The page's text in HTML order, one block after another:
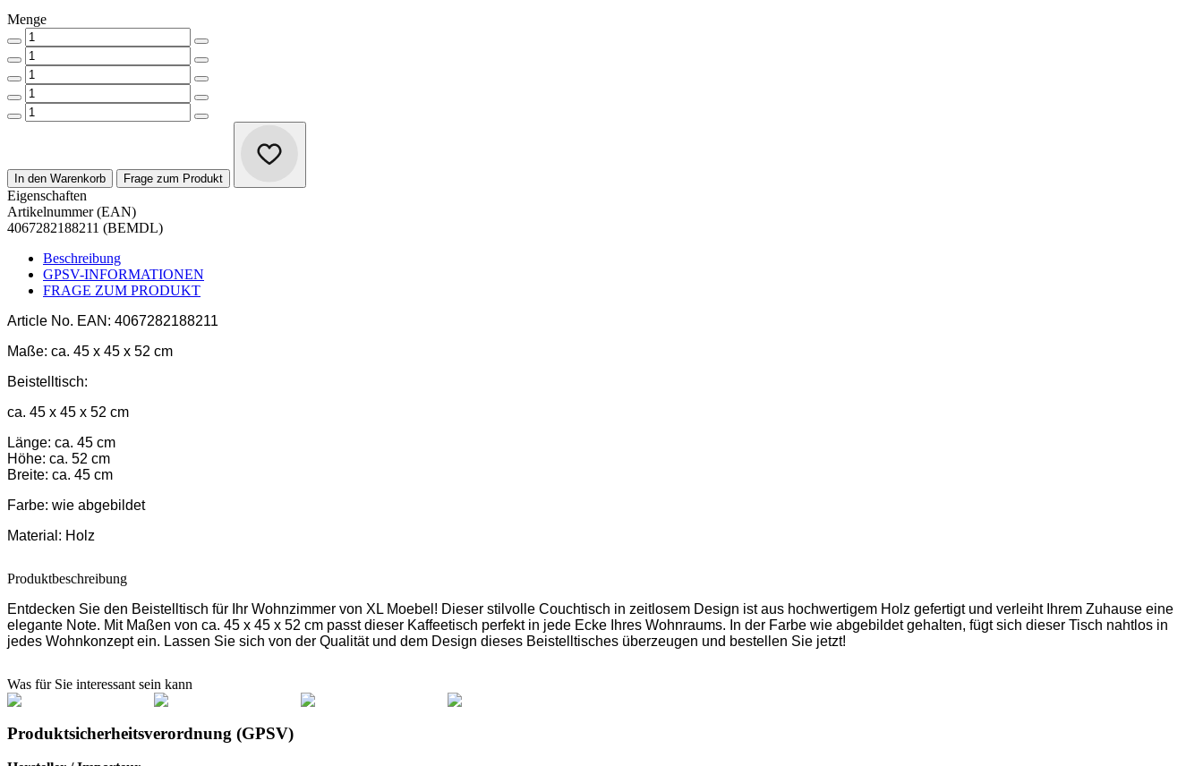
Menge
In den Warenkorb Frage zum Produkt
Eigenschaften
Artikelnummer (EAN)
4067282188211 (BEMDL)
Beschreibung
GPSV-INFORMATIONEN
FRAGE ZUM PRODUKT
Article No. EAN: 4067282188211
Maße: ca. 45 x 45 x 52 cm
Beistelltisch:
ca. 45 x 45 x 52 cm
Länge: ca. 45 cm
Höhe: ca. 52 cm
Breite: ca. 45 cm
Farbe: wie abgebildet
Material: Holz
Produktbeschreibung
Entdecken Sie den Beistelltisch für Ihr Wohnzimmer von XL Moebel! Dieser stilvolle Couchtisch in zeitlosem Design ist aus hochwertigem Holz gefertigt und verleiht Ihrem Zuhause eine
elegante Note. Mit Maßen von ca. 45 x 45 x 52 cm passt dieser Kaffeetisch perfekt in jede Ecke Ihres Wohnraums. In der Farbe wie abgebildet gehalten, fügt sich dieser Tisch nahtlos in
jedes Wohnkonzept ein. Lassen Sie sich von der Qualität und dem Design dieses Beistelltisches überzeugen und bestellen Sie jetzt!
Was für Sie interessant sein kann
Produktsicherheitsverordnung (GPSV)